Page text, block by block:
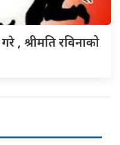
, श्रीमति रविनाको